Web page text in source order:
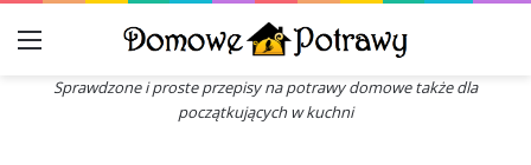
Menu
Sprawdzone i proste przepisy na potrawy domowe także dla
początkujących w kuchni